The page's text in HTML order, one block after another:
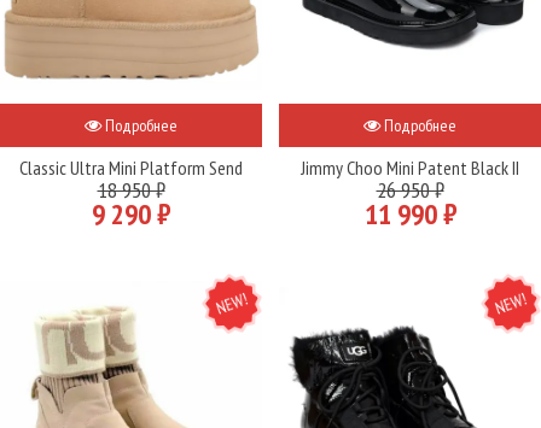
Подробнее
Classic Ultra Mini Platform Send
18 950 ₽
9 290 ₽
Подробнее
Jimmy Choo Mini Patent Black II
26 950 ₽
11 990 ₽
NEW NEW